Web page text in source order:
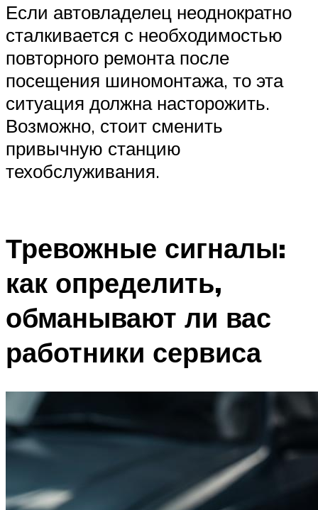
Если автовладелец неоднократно
сталкивается с необходимостью
повторного ремонта после
посещения шиномонтажа, то эта
ситуация должна насторожить.
Возможно, стоит сменить
привычную станцию
техобслуживания.
Тревожные сигналы:
как определить,
обманывают ли вас
работники сервиса